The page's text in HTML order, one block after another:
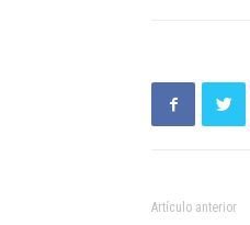
Artículo anterior